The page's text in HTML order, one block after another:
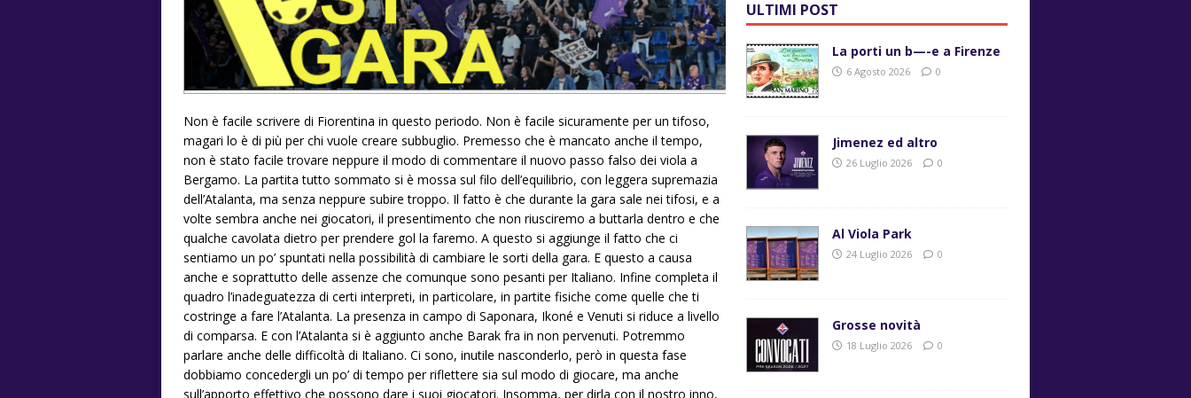
Non è facile scrivere di Fiorentina in questo periodo. Non è facile sicuramente per un tifoso,
magari lo è di più per chi vuole creare subbuglio. Premesso che è mancato anche il tempo,
non è stato facile trovare neppure il modo di commentare il nuovo passo falso dei viola a
Bergamo. La partita tutto sommato si è mossa sul filo dell’equilibrio, con leggera supremazia
dell’Atalanta, ma senza neppure subire troppo. Il fatto è che durante la gara sale nei tifosi, e a
volte sembra anche nei giocatori, il presentimento che non riusciremo a buttarla dentro e che
qualche cavolata dietro per prendere gol la faremo. A questo si aggiunge il fatto che ci
sentiamo un po’ spuntati nella possibilità di cambiare le sorti della gara. E questo a causa
anche e soprattutto delle assenze che comunque sono pesanti per Italiano. Infine completa il
quadro l’inadeguatezza di certi interpreti, in particolare, in partite fisiche come quelle che ti
costringe a fare l’Atalanta. La presenza in campo di Saponara, Ikoné e Venuti si riduce a livello
di comparsa. E con l’Atalanta si è aggiunto anche Barak fra in non pervenuti. Potremmo
parlare anche delle difficoltà di Italiano. Ci sono, inutile nasconderlo, però in questa fase
dobbiamo concedergli un po’ di tempo per riflettere sia sul modo di giocare, ma anche
sull’apporto effettivo che possono dare i suoi giocatori. Insomma, per dirla con il nostro inno,
ULTIMI POST
La porti un b—-e a Firenze
6 Agosto 2026 0
Jimenez ed altro
26 Luglio 2026 0
Al Viola Park
24 Luglio 2026 0
Grosse novità
18 Luglio 2026 0